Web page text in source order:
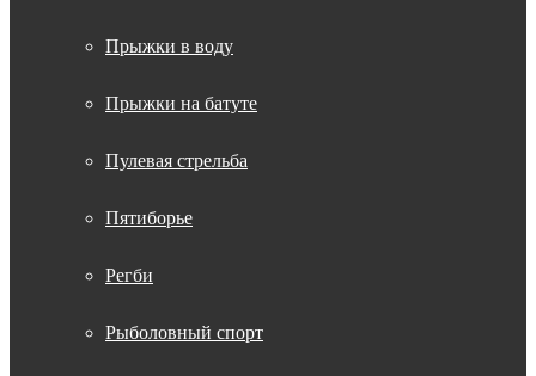
Прыжки в воду
Прыжки на батуте
Пулевая стрельба
Пятиборье
Регби
Рыболовный спорт